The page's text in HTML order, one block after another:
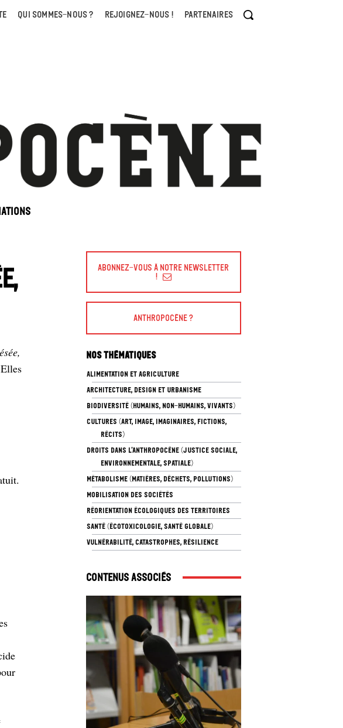
QUI SOMMES-NOUS ? REJOIGNEZ-NOUS ! PARTENAIRES
Abonnez-vous à Notre Newsletter
!
Anthropocène ?
Nos thématiques
ALIMENTATION ET AGRICULTURE
ARCHITECTURE, DESIGN ET URBANISME
BIODIVERSITÉ (HUMAINS, NON-HUMAINS, VIVANTS)
CULTURES (ART, IMAGE, IMAGINAIRES, FICTIONS,
RÉCITS)
DROITS DANS L’ANTHROPOCÈNE (JUSTICE SOCIALE,
ENVIRONNEMENTALE, SPATIALE)
MÉTABOLISME (MATIÈRES, DÉCHETS, POLLUTIONS)
MOBILISATION DES SOCIÉTÉS
RÉORIENTATION ÉCOLOGIQUES DES TERRITOIRES
SANTÉ (ÉCOTOXICOLOGIE, SANTÉ GLOBALE)
VULNÉRABILITÉ, CATASTROPHES, RÉSILIENCE
Contenus associés